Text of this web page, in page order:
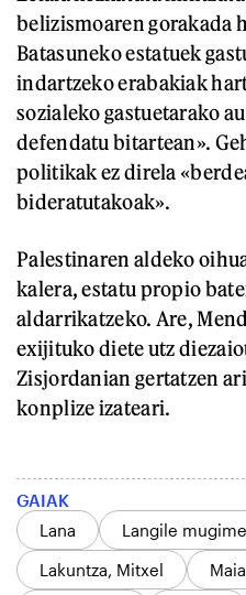
belizismoaren gorakada
Batasuneko estatuek
indartzeko erabakiak
sozialeko gastuetarako
defendatu bitartean».
politikak ez direla
bideratutakoak».
Palestinaren aldeko
kalera, estatu propio
aldarrikatzeko. Are,
exijituko diete utz
Zisjordanian gertatzen
konplize izateari.
GAIAK
Lana
Langile
Lakuntza, Mitxel